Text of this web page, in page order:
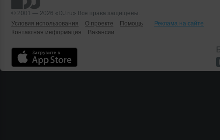
© 2001 — 2026 «DJ.ru» Все права защищены.
Условия использования
О проекте Помощь
Реклама на сайте
Контактная информация
Вакансии